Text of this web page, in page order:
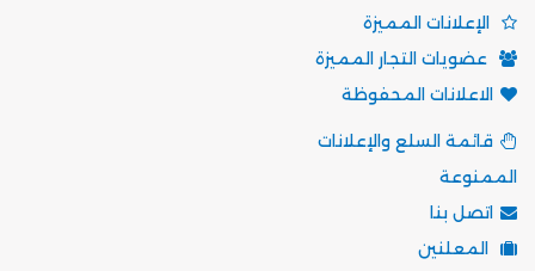
الإعلانات المميزة
عضويات التجار المميزة
الاعلانات المحفوظة
قائمة السلع والإعلانات
الممنوعة
اتصل بنا
المعلنين